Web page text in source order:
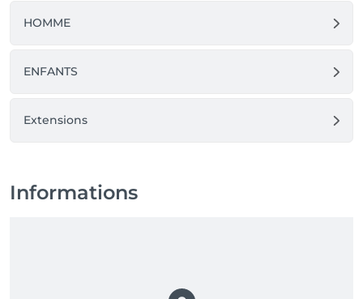
HOMME
ENFANTS
Extensions
Informations